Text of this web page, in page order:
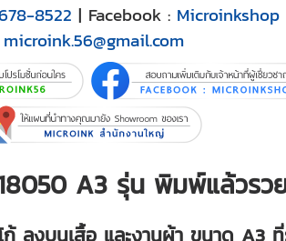
8522 | Facebook : Microinkshop
microink.56@gmail.com
A3 รุ่น พิมพ์แล้วรว
ลงบนเสื้อ และงานผ้า ขนาด A3